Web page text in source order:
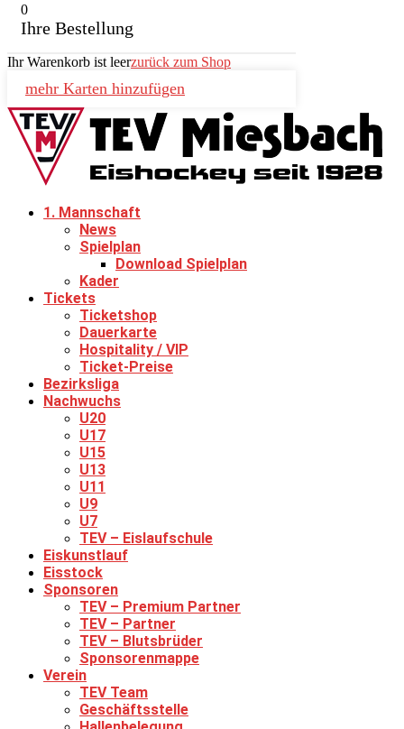
0
Ihre Bestellung
Ihr Warenkorb ist leerzurück zum Shop
mehr Karten hinzufügen
1. Mannschaft
News
Spielplan
Download Spielplan
Kader
Tickets
Ticketshop
Dauerkarte
Hospitality / VIP
Ticket-Preise
Bezirksliga
Nachwuchs
U20
U17
U15
U13
U11
U9
U7
TEV – Eislaufschule
Eiskunstlauf
Eisstock
Sponsoren
TEV – Premium Partner
TEV – Partner
TEV – Blutsbrüder
Sponsorenmappe
Verein
TEV Team
Geschäftsstelle